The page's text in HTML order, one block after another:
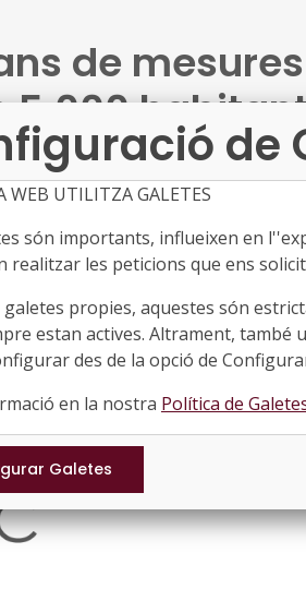
de
5.000
antifrau per a ajuntaments
de
WEB UTILITZA GALETES
són importants, influeixen en
realitzar les peticions que ens
propies, aquestes són
estan actives. Altrament, també
des de la opció de
en la nostra Política de